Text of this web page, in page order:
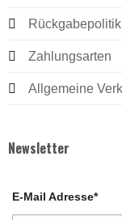
Rückgabepolitik
Zahlungsarten
Allgemeine
Newsletter
E-Mail Adresse*